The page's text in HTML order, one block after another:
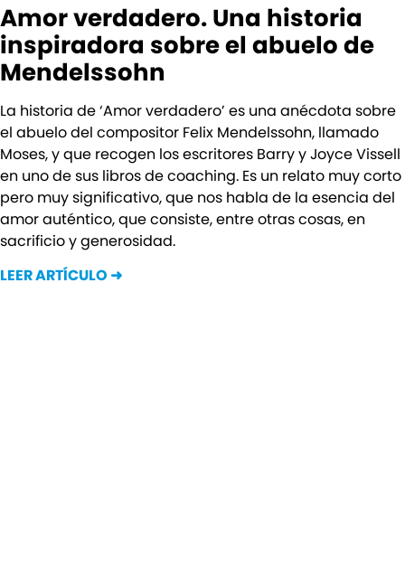
Amor verdadero. Una historia
inspiradora sobre el abuelo de
Mendelssohn
La historia de ‘Amor verdadero’ es una anécdota sobre
el abuelo del compositor Felix Mendelssohn, llamado
Moses, y que recogen los escritores Barry y Joyce Vissell
en uno de sus libros de coaching. Es un relato muy corto
pero muy significativo, que nos habla de la esencia del
amor auténtico, que consiste, entre otras cosas, en
sacrificio y generosidad.
LEER ARTÍCULO ➜